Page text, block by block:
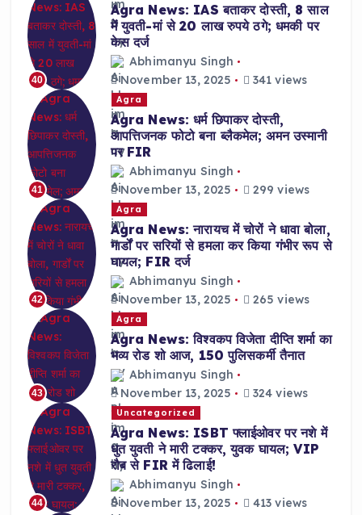
40
Agra News: IAS बताकर दोस्ती, 8 साल
में युवती-मां से 20 लाख रुपये ठगे; धमकी पर
केस दर्ज
Abhimanyu Singh
November 13, 2025
341 views
41
Agra
Agra News: धर्म छिपाकर दोस्ती,
आपत्तिजनक फोटो बना ब्लैकमेल; अमन उस्मानी
पर FIR
Abhimanyu Singh
November 13, 2025
299 views
42
Agra
Agra News: नारायच में चोरों ने धावा बोला,
गार्डों पर सरियों से हमला कर किया गंभीर रूप से
घायल; FIR दर्ज
Abhimanyu Singh
November 13, 2025
265 views
43
Agra
Agra News: विश्वकप विजेता दीप्ति शर्मा का
भव्य रोड शो आज, 150 पुलिसकर्मी तैनात
Abhimanyu Singh
November 13, 2025
324 views
44
Uncategorized
Agra News: ISBT फ्लाईओवर पर नशे में
धुत युवती ने मारी टक्कर, युवक घायल; VIP
रौब से FIR में ढिलाई!
Abhimanyu Singh
November 13, 2025
413 views